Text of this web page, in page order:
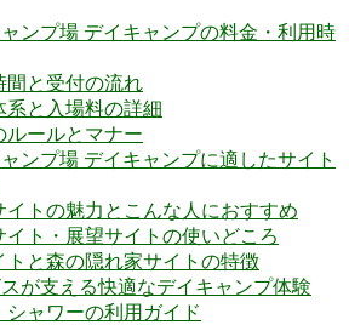
ンプ場 デイキャンプの料金・利用時
間と受付の流れ
系と入場料の詳細
ルールとマナー
ンプ場 デイキャンプに適したサイト
イトの魅力とこんな人におすすめ
イト・展望サイトの使いどころ
トと森の隠れ家サイトの特徴
が支える快適なデイキャンプ体験
シャワーの利用ガイド